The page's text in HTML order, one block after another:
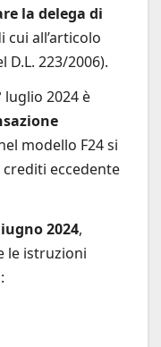
la delega di
cui all’articolo
D.L. 223/2006).
2024 è
modello F24 si
eccedente
2024,
le istruzioni